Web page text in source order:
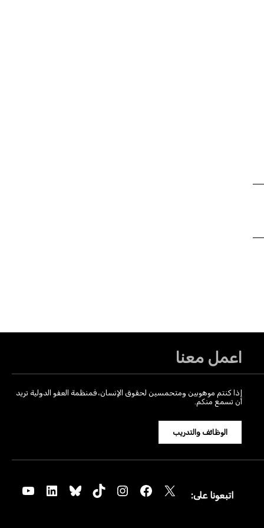
اعمل معنا
إذا كنتم موهوبين ومتحمسين لحقوق الإنسان، فمنظمة العفو الدولية تريد
أن تسمع منكم.
الوظائف والتدريب
اتبعونا على: X
Facebook
Instagram
TikTok
Bluesky
LinkedIn
YouTube